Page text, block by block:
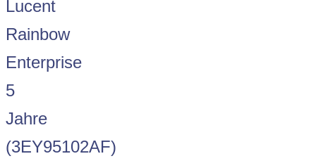
Lucent
Rainbow
Enterprise
5
Jahre
(3EY95102AF)